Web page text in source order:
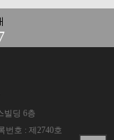
빌딩 6층
번호 : 제2740호